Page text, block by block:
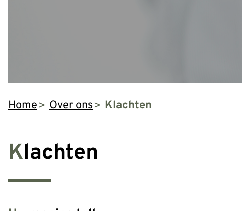
Home Over ons Klachten
Klachten